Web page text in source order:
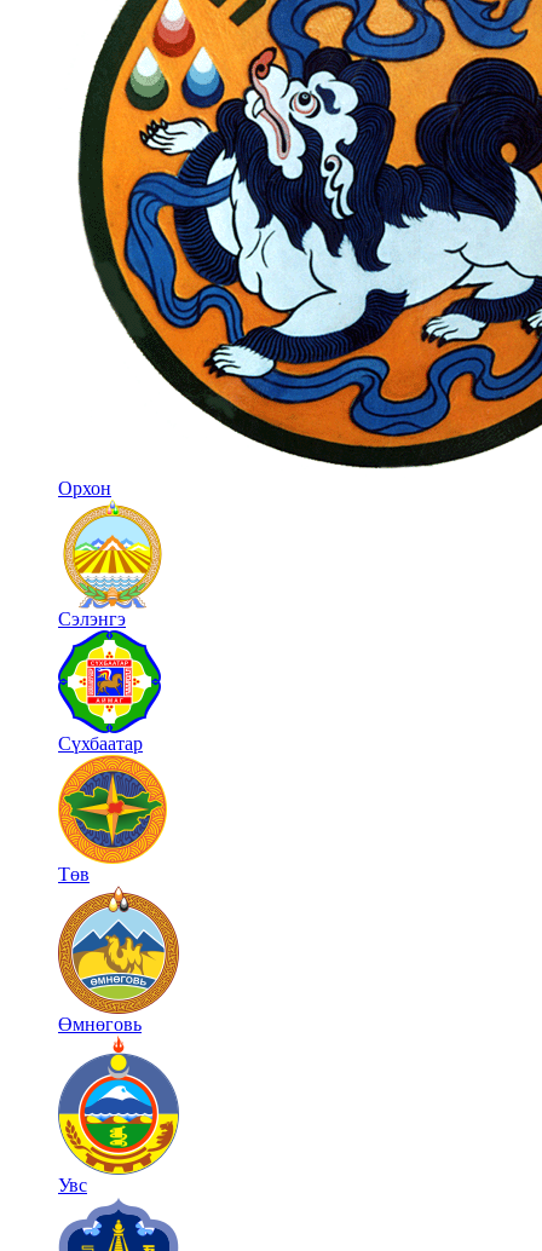
Орхон
Сэлэнгэ
Сүхбаатар
Төв
Өмнөговь
Увс